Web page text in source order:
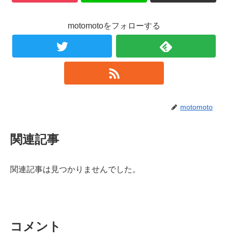
motomotoをフォローする
motomoto
関連記事
関連記事は見つかりませんでした。
コメント